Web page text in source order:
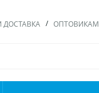
ДОСТАВКА ОПТОВИКАМ